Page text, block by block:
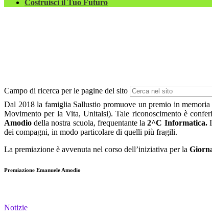
Costruisci il Tuo Futuro
Campo di ricerca per le pagine del sito
Dal 2018 la famiglia Sallustio promuove un premio in
Movimento per la Vita, Unitalsi). Tale riconoscimento è
Amodio della nostra scuola, frequentante la2^C Informatica.
dei compagni, in modo particolare di quelli più fragili.
La premiazione è avvenuta nel corso dell’iniziativa per la
Premiazione Emanuele Amodio
Notizie